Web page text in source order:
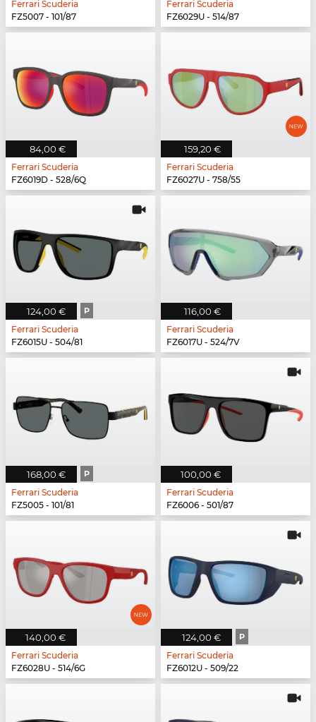
Ferrari Scuderia
FZ5007 - 101/87
Ferrari Scuderia
FZ6029U - 514/87
84,00 €
Ferrari Scuderia
FZ6019D - 528/6Q
159,20 €
Ferrari Scuderia
FZ6027U - 758/55
124,00 € P
Ferrari Scuderia
FZ6015U - 504/81
116,00 €
Ferrari Scuderia
FZ6017U - 524/7V
168,00 € P
Ferrari Scuderia
FZ5005 - 101/81
100,00 €
Ferrari Scuderia
FZ6006 - 501/87
140,00 €
Ferrari Scuderia
FZ6028U - 514/6G
124,00 € P
Ferrari Scuderia
FZ6012U - 509/22